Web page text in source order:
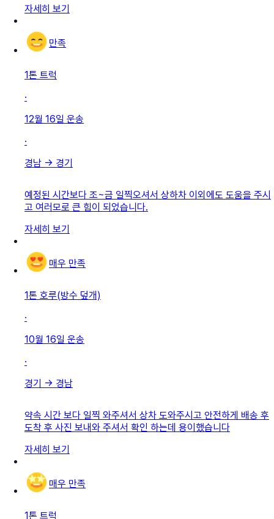
자세히 보기
만족
1톤 트럭
·
12월 16일 운송
·
경남 → 경기
예정된 시간보다 조~금 일찍오셔서 상하차 이외에도 도움을 주시
고 여러모로 큰 힘이 되었습니다.
자세히 보기
매우 만족
1톤 호루(방수 덮개)
·
10월 16일 운송
·
경기 → 경남
약속 시간 보다 일찍 와주셔서 상차 도와주시고 안전하게 배송 후
도착 후 사진 보내와 주셔서 확인 하는데 용이했습니다
자세히 보기
매우 만족
1톤 트럭